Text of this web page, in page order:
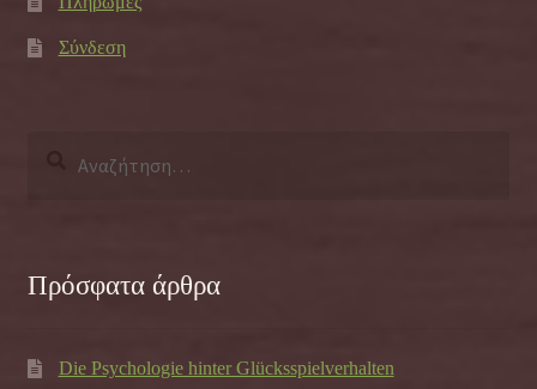
Σύνδεση
Πρόσφατα άρθρα
Die Psychologie hinter Glücksspielverhalten